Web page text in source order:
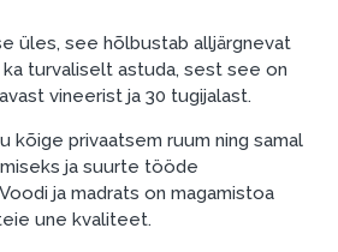
vormistamiseks on
eParaksts eID, eParaksts eID
või pank Swedbank, Luminor,
üles, see hõlbustab alljärgnevat
turvaliselt astuda, sest see on
vineerist ja 30 tugijalast.
kõige privaatsem ruum ning samal
ja suurte tööde
ja madrats on magamistoa
une kvaliteet.